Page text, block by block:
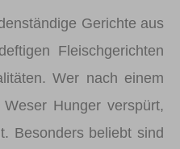
Gerichte aus
Fleischgerichten
Wer nach einem
Hunger verspürt,
Besonders beliebt sind